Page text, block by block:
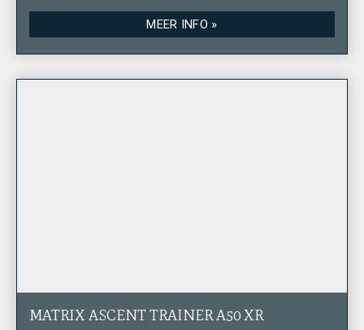
MEER INFO »
MATRIX ASCENT TRAINER A50 XR